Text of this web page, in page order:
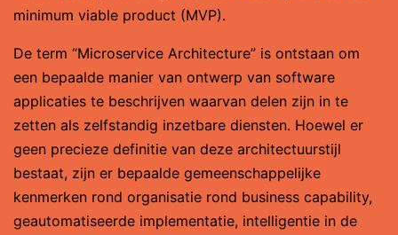
minimum viable product (MVP).
De term “Microservice Architecture” is ontstaan om
een bepaalde manier van ontwerp van software
applicaties te beschrijven waarvan delen zijn in te
zetten als zelfstandig inzetbare diensten. Hoewel er
geen precieze definitie van deze architectuurstijl
bestaat, zijn er bepaalde gemeenschappelijke
kenmerken rond organisatie rond business capability,
geautomatiseerde implementatie, intelligentie in de